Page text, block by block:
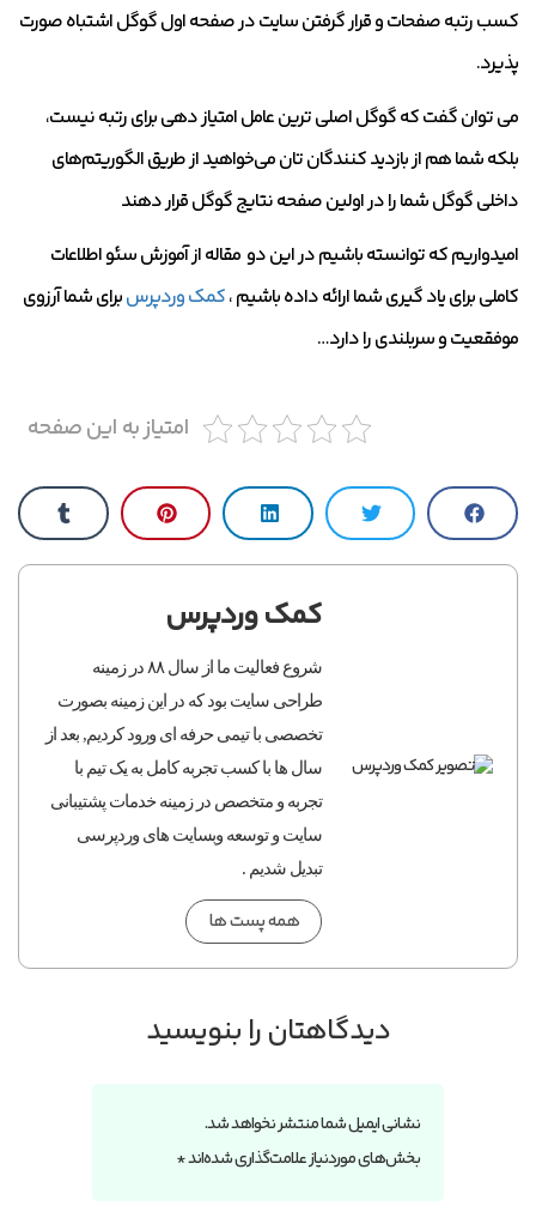
کسب رتبه صفحات و قرار گرفتن سایت در صفحه اول گوگل اشتباه صورت
پذیرد.
می توان گفت که گوگل اصلی ترین عامل امتیاز دهی برای رتبه نیست،
بلکه شما هم از بازدید کنندگان تان می‌خواهید از طریق الگوریتم‌های
داخلی گوگل شما را در اولین صفحه نتایج گوگل قرار دهند
امیدواریم که توانسته باشیم در این دو مقاله از آموزش سئو اطلاعات
کاملی برای یاد گیری شما ارائه داده باشیم ،کمک وردپرسبرای شما آرزوی
موفقعیت و سربلندی را دارد…
امتیاز به این صفحه
کمک وردپرس
شروع فعالیت ما از سال ۸۸ در زمینه
طراحی سایت بود که در این زمینه بصورت
تخصصی با تیمی حرفه ای ورود کردیم, بعد از
سال ها با کسب تجربه کامل به یک تیم با
تجربه و متخصص در زمینه خدمات پشتیبانی
سایت و توسعه وبسایت های وردپرسی
تبدیل شدیم .
همه پست ها
دیدگاهتان را بنویسید
نشانی ایمیل شما منتشر نخواهد شد.
بخش‌های موردنیاز علامت‌گذاری شده‌اند*